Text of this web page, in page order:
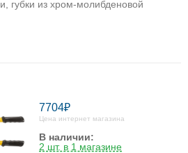
губки из хром-молибденовой
7704₽
Цена интернет магазина
В наличии:
2 шт. в 1 магазине